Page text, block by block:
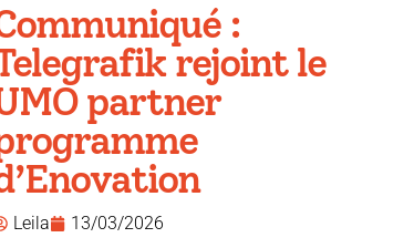
:
rejoint le
partner
Leila 13/03/2026